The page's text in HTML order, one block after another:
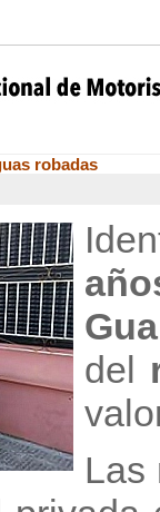
robadas
del
Las